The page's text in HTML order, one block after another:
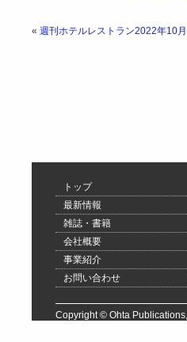
« 週刊ホテルレストラン2022年10
トップ
最新情報
雑誌・書籍
会社概要
事業紹介
お問い合わせ
Copyright © Ohta